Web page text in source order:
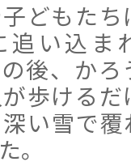
どもたち
追い込ま
後、かろ
歩ける
い雪で覆
。